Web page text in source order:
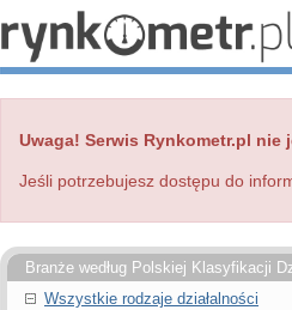
Uwaga! Serwis Rynkometr.pl nie
Jeśli potrzebujesz dostępu do
Branże według Polskiej Klasyfikacji
Wszystkie rodzaje działalności